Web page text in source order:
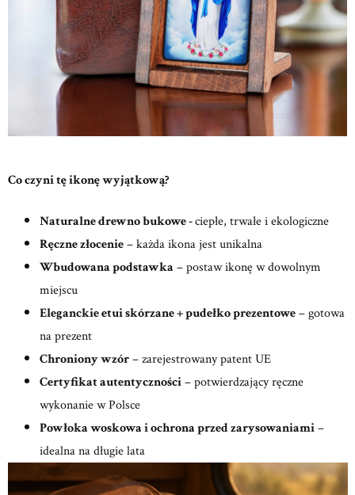
Co czyni tę ikonę wyjątkową?
Naturalne drewno bukowe -ciepłe, trwałe i ekologiczne
Ręczne złocenie– każda ikona jest unikalna
Wbudowana podstawka – postaw ikonę w dowolnym
miejscu
Eleganckie etui skórzane + pudełko prezentowe– gotowa
na prezent
Chroniony wzór– zarejestrowany patent UE
Certyfikat autentyczności– potwierdzający ręczne
wykonanie w Polsce
Powłoka woskowa i ochrona przed zarysowaniami–
idealna na długie lata